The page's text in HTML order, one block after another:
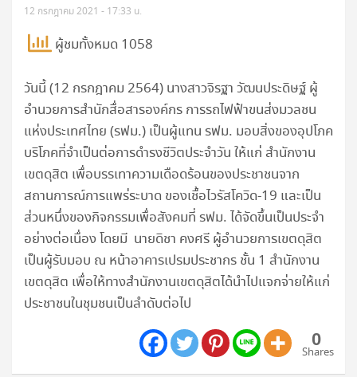
12 กรกฎาคม 2021 - 17:33 น.
ผู้ชมทั้งหมด 1058
วันนี้ (12 กรกฎาคม 2564) นางสาวจิรฐา วัฒนประดิษฐ์ ผู้
อำนวยการสำนักสื่อสารองค์กร การรถไฟฟ้าขนส่งมวลชน
แห่งประเทศไทย (รฟม.) เป็นผู้แทน รฟม. มอบสิ่งของอุปโภค
บริโภคที่จำเป็นต่อการดำรงชีวิตประจำวัน ให้แก่ สำนักงาน
เขตดุสิต เพื่อบรรเทาความเดือดร้อนของประชาชนจาก
สถานการณ์การแพร่ระบาด ของเชื้อไวรัสโควิด-19 และเป็น
ส่วนหนึ่งของกิจกรรมเพื่อสังคมที่ รฟม. ได้จัดขึ้นเป็นประจำ
อย่างต่อเนื่อง โดยมี นายดิชา คงศรี ผู้อำนวยการเขตดุสิต
เป็นผู้รับมอบ ณ หน้าอาคารเปรมประชากร ชั้น 1 สำนักงาน
เขตดุสิต เพื่อให้ทางสำนักงานเขตดุสิตได้นำไปแจกจ่ายให้แก่
ประชาชนในชุมชนเป็นลำดับต่อไป
0
Shares